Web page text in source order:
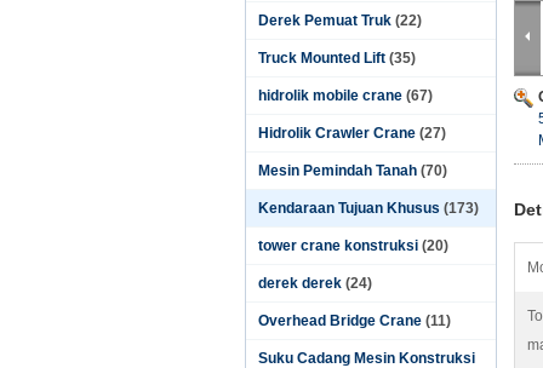
Derek Pemuat Truk (22)
Truck Mounted Lift (35)
hidrolik mobile crane (67)
Hidrolik Crawler Crane (27)
Mesin Pemindah Tanah (70)
Kendaraan Tujuan Khusus (173)
tower crane konstruksi (20)
derek derek (24)
Overhead Bridge Crane (11)
Suku Cadang Mesin Konstruksi